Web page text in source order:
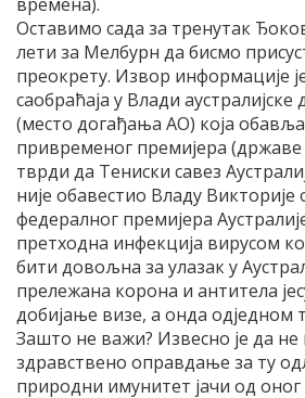
Оставимо сада за тренутак
лети за Мелбурн да бисмо
преокрету. Извор информације
саобраћаја у Влади
(место догађања АО) која обавља
привременог премијера (државе
тврди да Тениски савез
није обавестио Владу Викторије
федералног премијера
претходна инфекција вирусом
бити довољна за улазак у
прележана корона и антитела
добијање визе, а онда одједном
Зашто не важи? Извесно је да не
здравствено оправдање за ту
природни имунитет јачи од оног